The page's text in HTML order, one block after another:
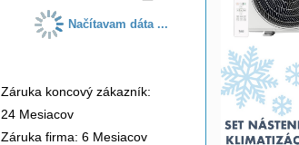
Načítavam dáta ...
Záruka koncový zákazník:
24 Mesiacov
Záruka firma: 6 Mesiacov